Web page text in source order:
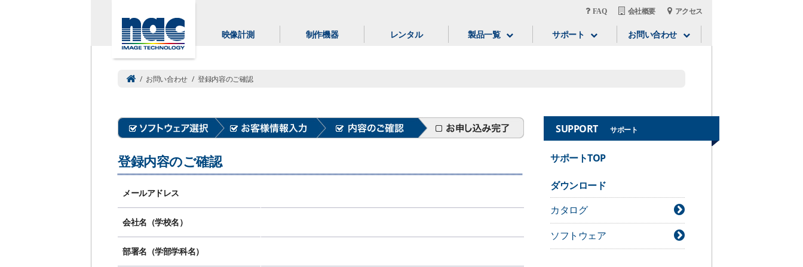
FAQ 会社概要 アクセス
映像計測 制作機器 レンタル 製品一覧 サポート お問い合わせ
SUPPORT サポート
/ お問い合わせ / 登録内容のご確認
登録内容のご確認
メールアドレス
会社名（学校名）
部署名（学部学科名）
サポートTOP
ダウンロード
カタログ
ソフトウェア